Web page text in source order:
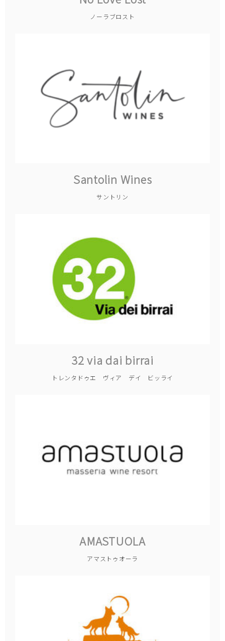
ノーラブロスト
Santolin Wines
サントリン
32 via dai birrai
トレンタドゥエ ヴィア デイ ビッライ
AMASTUOLA
アマストゥオーラ